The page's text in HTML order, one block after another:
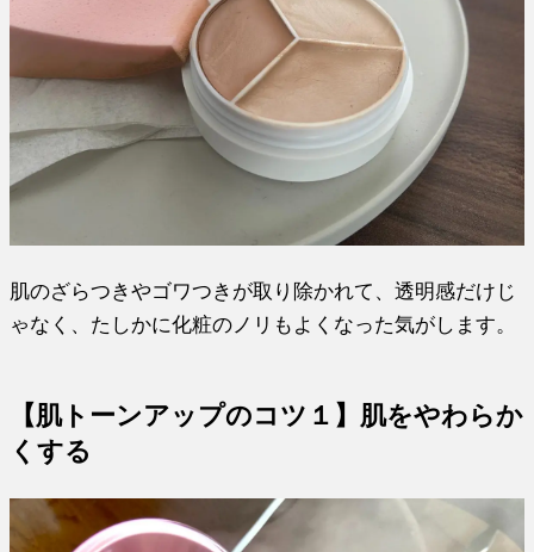
肌のざらつきやゴワつきが取り除かれて、透明感だけじ
ゃなく、たしかに化粧のノリもよくなった気がします。
【肌トーンアップのコツ１】肌をやわらか
くする